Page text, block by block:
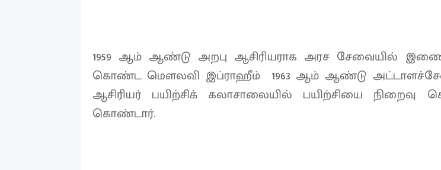
1959 ஆம் ஆண்டு அறபு ஆசிரியராக அரச சேவையில்
கொண்ட மௌலவி இப்ராஹீம் 1963 ஆம் ஆண்டு
ஆசிரியர் பயிற்சிக் கலாசாலையில் பயிற்சியை நிறைவு
கொண்டார்.